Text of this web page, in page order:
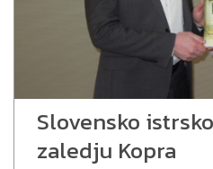
Slovensko
zaledju Kopra